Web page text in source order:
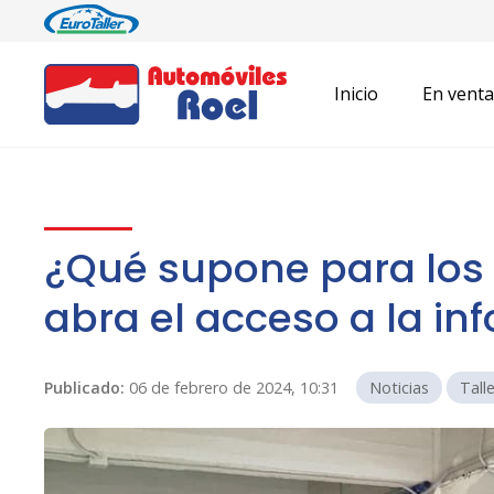
Inicio En venta
¿Qué supone para
abra el acceso a la
Publicado: 06 de febrero de 2024, 10:31 Noticias